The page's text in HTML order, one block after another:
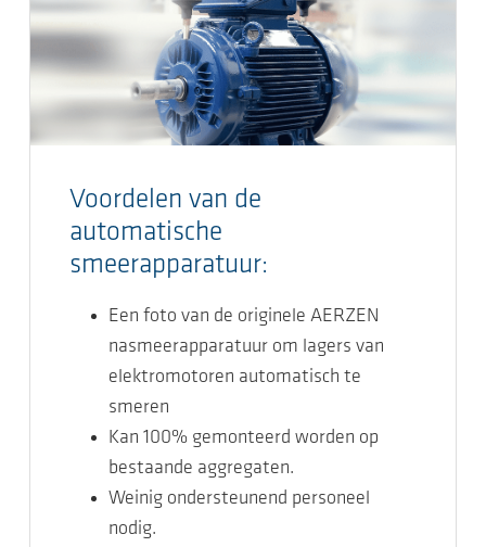
Voordelen van de
automatische
smeerapparatuur:
Een foto van de originele AERZEN
nasmeerapparatuur om lagers van
elektromotoren automatisch te
smeren
Kan 100% gemonteerd worden op
bestaande aggregaten.
Weinig ondersteunend personeel
nodig.